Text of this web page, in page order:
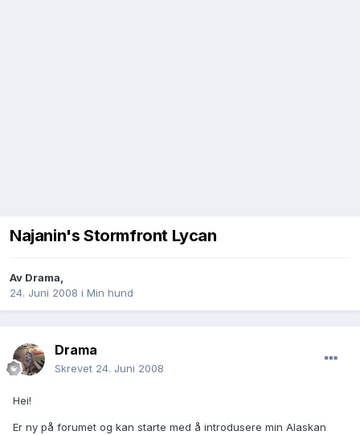
Najanin's Stormfront Lycan
Av Drama,
24. Juni 2008 i Min hund
Drama
Skrevet 24. Juni 2008
Hei!
Er ny på forumet og kan starte med å introdusere min Alaskan